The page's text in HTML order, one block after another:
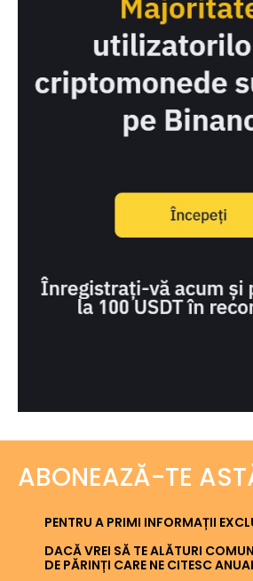
ABONEAZĂ-TE
PENTRU A PRIMI INFORMAȚII
DACĂ VREI SĂ TE ALĂTURI
DE PĂRINȚI CARE NE CITESC